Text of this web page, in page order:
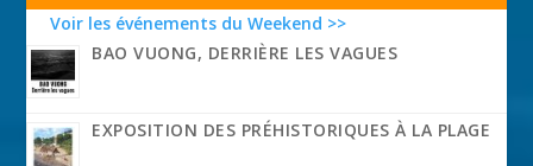
Voir les événements du Weekend >>
BAO VUONG, DERRIÈRE LES VAGUES
EXPOSITION DES PRÉHISTORIQUES À LA PLAGE